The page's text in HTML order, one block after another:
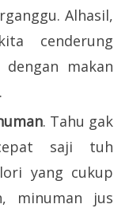
Alhasil,
cenderung
dengan makan
. Tahu gak
saji tuh
yang cukup
minuman jus